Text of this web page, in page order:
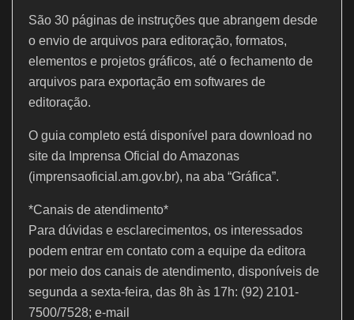
São 30 páginas de instruções que abrangem desde
o envio de arquivos para editoração, formatos,
elementos e projetos gráficos, até o fechamento de
arquivos para exportação em softwares de
editoração.
O guia completo está disponível para download no
site da Imprensa Oficial do Amazonas
(imprensaoficial.am.gov.br), na aba “Gráfica”.
*Canais de atendimento*
Para dúvidas e esclarecimentos, os interessados
podem entrar em contato com a equipe da editora
por meio dos canais de atendimento, disponíveis de
segunda a sexta-feira, das 8h às 17h: (92) 2101-
7500/7528; e-mail